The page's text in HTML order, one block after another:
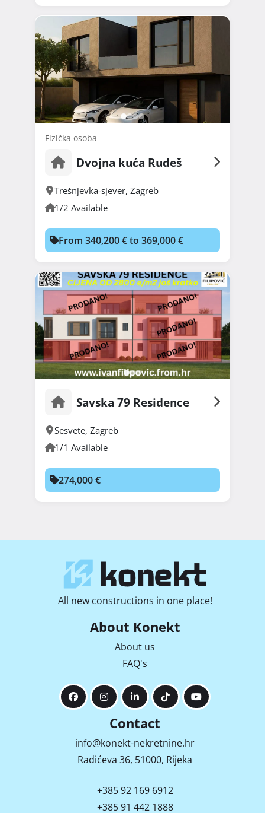
Fizička osoba
Dvojna kuća Rudeš
Trešnjevka-sjever, Zagreb
1/2 Available
From 340,200 € to 369,000 €
Savska 79 Residence
Sesvete, Zagreb
1/1 Available
274,000 €
All new constructions in one place!
About Konekt
About us
FAQ's
Contact
info@konekt-nekretnine.hr
Radićeva 36, 51000, Rijeka
+385 92 169 6912
+385 91 442 1888